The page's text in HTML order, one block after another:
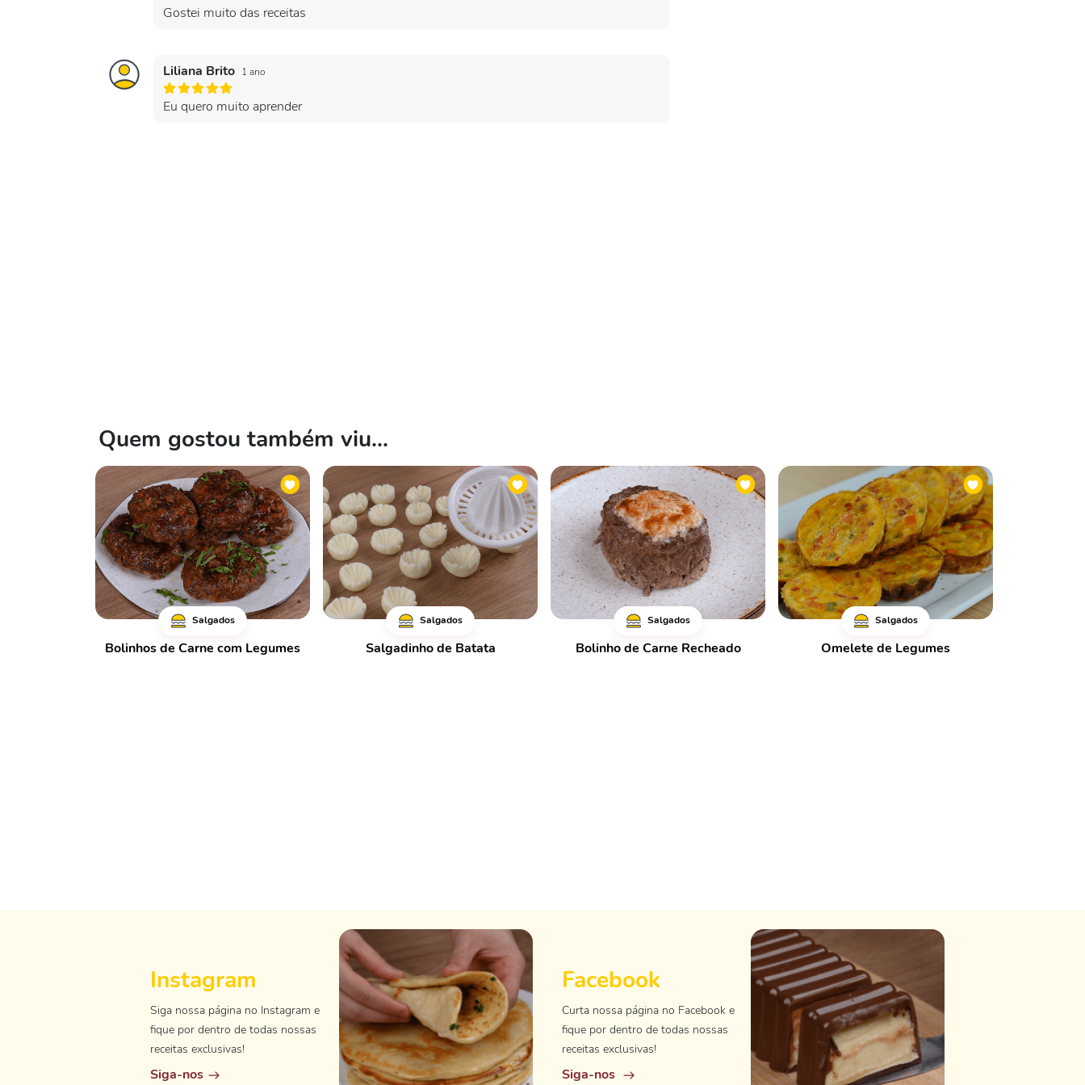
Gostei muito das receitas
Liliana Brito 1 ano
Eu quero muito aprender
Quem gostou também viu...
Salgados
Bolinhos de Carne com Legumes
Salgados
Salgadinho de Batata
Salgados
Bolinho de Carne Recheado
Salgados
Omelete de Legumes
Instagram
Siga nossa página no Instagram e
fique por dentro de todas nossas
receitas exclusivas!
Siga-nos
Facebook
Curta nossa página no Facebook e
fique por dentro de todas nossas
receitas exclusivas!
Siga-nos